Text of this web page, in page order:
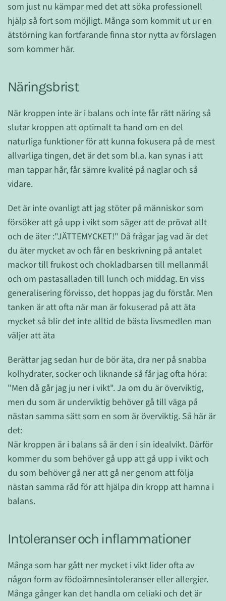
som just nu kämpar med det att söka professionell
hjälp så fort som möjligt. Många som kommit ut ur en
ätstörning kan fortfarande finna stor nytta av förslagen
som kommer här.
Näringsbrist
När kroppen inte är i balans och inte får rätt näring så
slutar kroppen att optimalt ta hand om en del
naturliga funktioner för att kunna fokusera på de mest
allvarliga tingen, det är det som bl.a. kan synas i att
man tappar hår, får sämre kvalité på naglar och så
vidare.
Det är inte ovanligt att jag stöter på människor som
försöker att gå upp i vikt som säger att de prövat allt
och de äter :"JÄTTEMYCKET!" Då frågar jag vad är det
du äter mycket av och får en beskrivning på antalet
mackor till frukost och chokladbarsen till mellanmål
och om pastasalladen till lunch och middag. En viss
generalisering förvisso, det hoppas jag du förstår. Men
tanken är att ofta när man är fokuserad på att äta
mycket så blir det inte alltid de bästa livsmedlen man
väljer att äta
Berättar jag sedan hur de bör äta, dra ner på snabba
kolhydrater, socker och liknande så får jag ofta höra:
"Men då går jag ju ner i vikt". Ja om du är överviktig,
men du som är underviktig behöver gå till väga på
nästan samma sätt som en som är överviktig. Så här är
det:
När kroppen är i balans så är den i sin idealvikt. Därför
kommer du som behöver gå upp att gå upp i vikt och
du som behöver gå ner att gå ner genom att följa
nästan samma råd för att hjälpa din kropp att hamna i
balans.
Intoleranser och inflammationer
Många som har gått ner mycket i vikt lider ofta av
någon form av födoämnesintoleranser eller allergier.
Många gånger kan det handla om celiaki och det är